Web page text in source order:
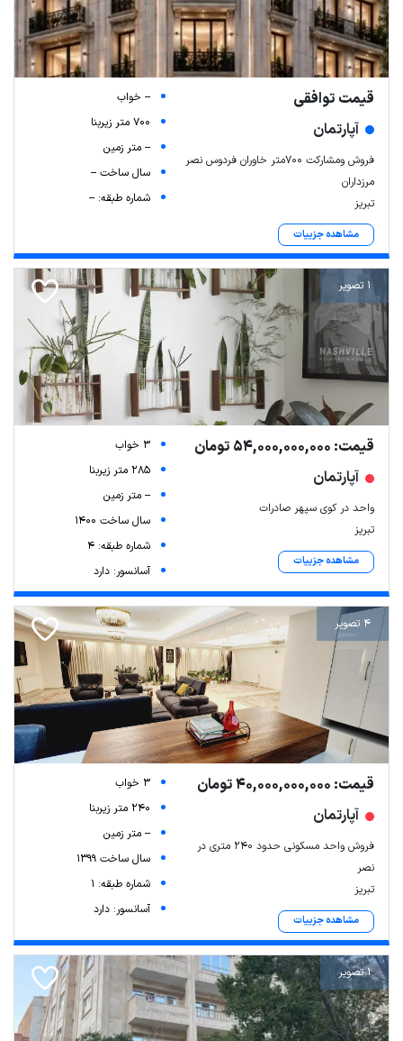
قیمت توافقی
آپارتمان
فروش ومشارکت ۷۰۰متر خاوران فردوس نصر
مرزداران
تبریز
مشاهده جزییات
-- خواب
700 متر زیربنا
-- متر زمین
سال ساخت --
شماره طبقه: --
1 تصویر
قیمت: 54,000,000,000 تومان
آپارتمان
واحد در کوی سپهر صادرات
تبریز
مشاهده جزییات
3 خواب
285 متر زیربنا
-- متر زمین
سال ساخت 1400
شماره طبقه: 4
آسانسور: دارد
4 تصویر
قیمت: 40,000,000,000 تومان
آپارتمان
فروش واحد مسکونی حدود ۲۴۰ متری در
نصر
تبریز
مشاهده جزییات
3 خواب
240 متر زیربنا
-- متر زمین
سال ساخت 1399
شماره طبقه: 1
آسانسور: دارد
1 تصویر